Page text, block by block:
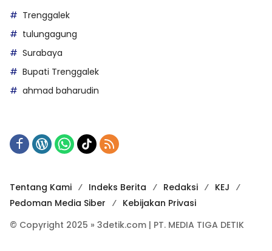
Trenggalek
tulungagung
Surabaya
Bupati Trenggalek
ahmad baharudin
Tentang Kami Indeks Berita Redaksi
KEJ
Pedoman Media Siber
Kebijakan Privasi
© Copyright 2025 » 3detik.com | PT. MEDIA TIGA DETIK